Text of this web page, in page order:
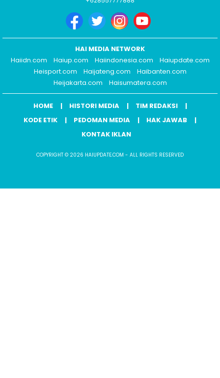
HAI MEDIA NETWORK
Haiidn.com
Haiup.com Haiindonesia.com
Haiupdate.com
Heisport.com
Haijateng.com
Haibanten.com
Heijakarta.com
Haisumatera.com
HOME HISTORI MEDIA
TIM REDAKSI
KODE ETIK
PEDOMAN MEDIA
HAK JAWAB
KONTAK IKLAN
COPYRIGHT © 2026 HAIUPDATE.COM - ALL RIGHTS RESERVED